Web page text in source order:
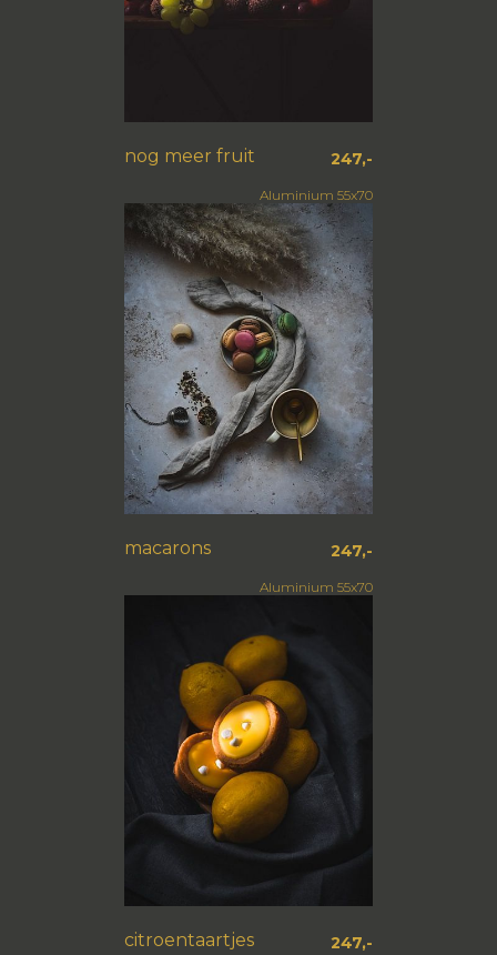
nog meer fruit 247,-
Aluminium 55x70
macarons 247,-
Aluminium 55x70
citroentaartjes 247,-